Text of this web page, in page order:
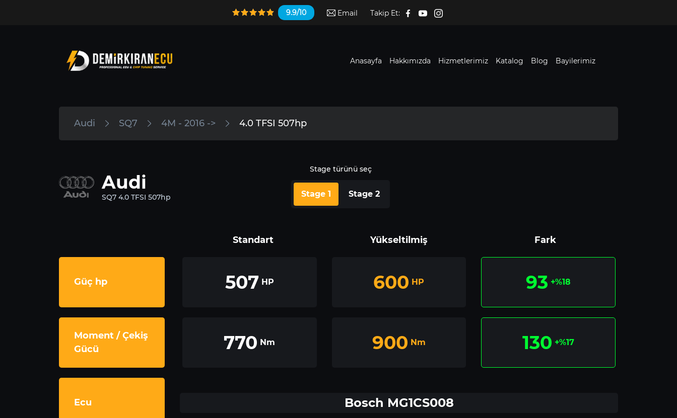
9.9/10 Email Takip Et:
Anasayfa Hakkımızda Hizmetlerimiz Katalog Blog Bayilerimiz
Audi SQ7 4M - 2016 -> 4.0 TFSI 507hp
Audi
SQ7 4.0 TFSI 507hp
Stage türünü seç
Stage 1 Stage 2
Standart Yükseltilmiş Fark
Güç hp 507 HP 600 HP 93 +%18
Moment / Çekiş
Gücü
770 Nm 900 Nm 130 +%17
Ecu Bosch MG1CS008